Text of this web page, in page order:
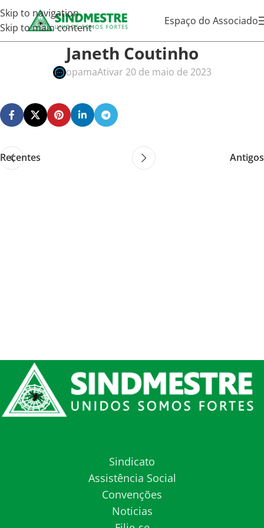
Skip to navigation
Skip to main content
Espaço do Associado
Janeth Coutinho
opamaAtivar 20 de maio de 2023
Recentes Antigos
Sindicato
Assistência Social
Convenções
Noticias